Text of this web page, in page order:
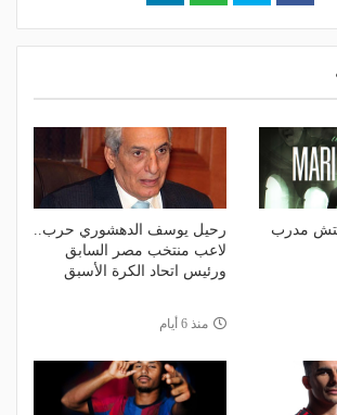
مدرب
رحيل يوسف الدهشوري حرب..
لاعب منتخب مصر السابق
ورئيس اتحاد الكرة الأسبق
منذ 6 أيام